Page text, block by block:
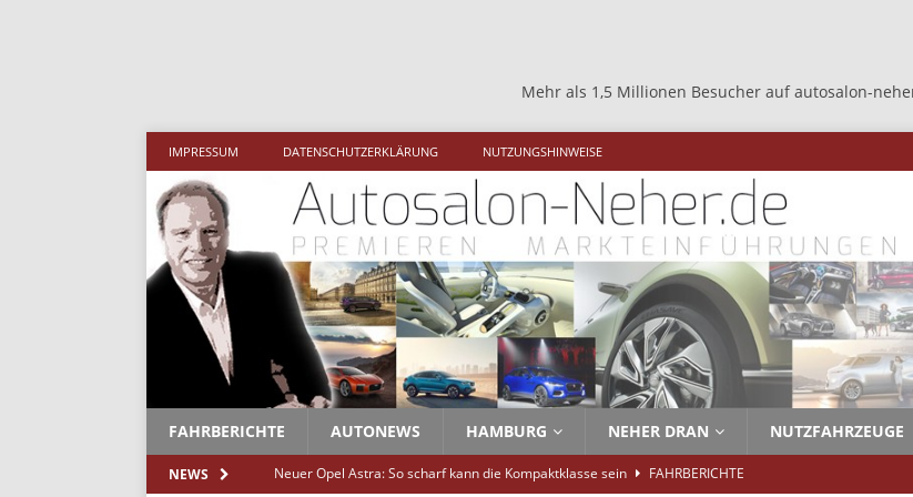
Mehr als 1,5 Millionen Besucher auf autosalon-neher.de +++ Mehr
IMPRESSUM DATENSCHUTZERKLÄRUNG NUTZUNGSHINWEISE
FAHRBERICHTE AUTONEWS HAMBURG NEHER DRAN NUTZFAHRZEUGE
NEWS Neuer Opel Astra: So scharf kann die Kompaktklasse sein
FAHRBERICHTE